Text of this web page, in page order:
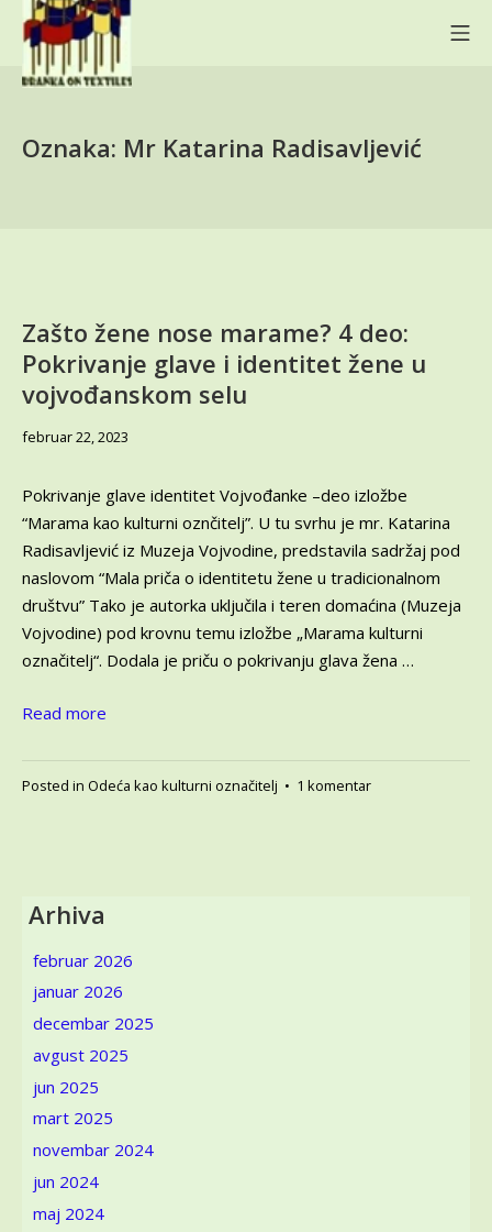
content
Oznaka: Mr Katarina Radisavljević
Zašto žene nose marame? 4 deo:
Pokrivanje glave i identitet žene u
vojvođanskom selu
februar 22, 2023
Pokrivanje glave identitet Vojvođanke –deo izložbe
“Marama kao kulturni oznčitelj”. U tu svrhu je mr. Katarina
Radisavljević iz Muzeja Vojvodine, predstavila sadržaj pod
naslovom “Mala priča o identitetu žene u tradicionalnom
društvu” Tako je autorka uključila i teren domaćina (Muzeja
Vojvodine) pod krovnu temu izložbe „Marama kulturni
označitelj“. Dodala je priču o pokrivanju glava žena …
Read more
Posted in Odeća kao kulturni označitelj • 1 komentarna
Arhiva
februar 2026
januar 2026
decembar 2025
avgust 2025
jun 2025
mart 2025
novembar 2024
jun 2024
maj 2024